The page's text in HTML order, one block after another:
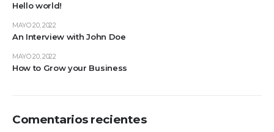
Hello world!
An Interview with John Doe
MAYO 20, 2022
How to Grow your Business
MAYO 20, 2022
Comentarios recientes